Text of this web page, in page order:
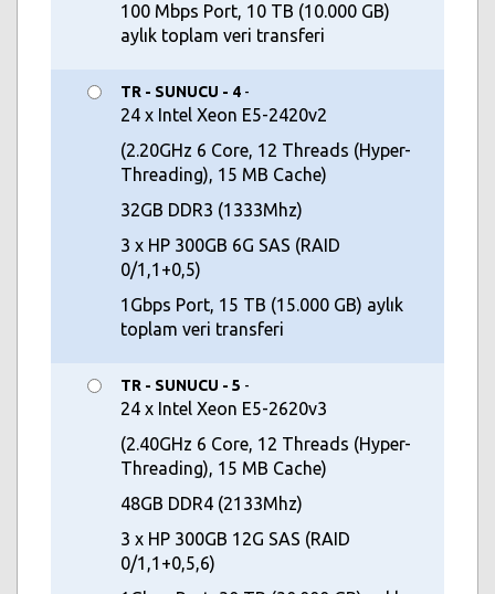
100 Mbps Port, 10 TB (10.000 GB)
aylık toplam veri transferi
TR - SUNUCU - 4 -
24 x Intel Xeon E5-2420v2
(2.20GHz 6 Core, 12 Threads (Hyper-
Threading), 15 MB Cache)
32GB DDR3 (1333Mhz)
3 x HP 300GB 6G SAS (RAID
0/1,1+0,5)
1Gbps Port, 15 TB (15.000 GB) aylık
toplam veri transferi
TR - SUNUCU - 5 -
24 x Intel Xeon E5-2620v3
(2.40GHz 6 Core, 12 Threads (Hyper-
Threading), 15 MB Cache)
48GB DDR4 (2133Mhz)
3 x HP 300GB 12G SAS (RAID
0/1,1+0,5,6)